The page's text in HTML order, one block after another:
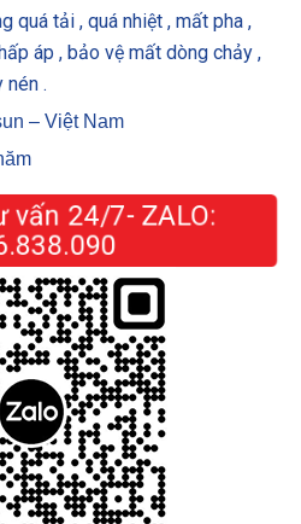
quá tải , quá nhiệt , mất pha ,
áp , bảo vệ mất dòng chảy ,
nén .
– Việt Nam
24/7- ZALO: